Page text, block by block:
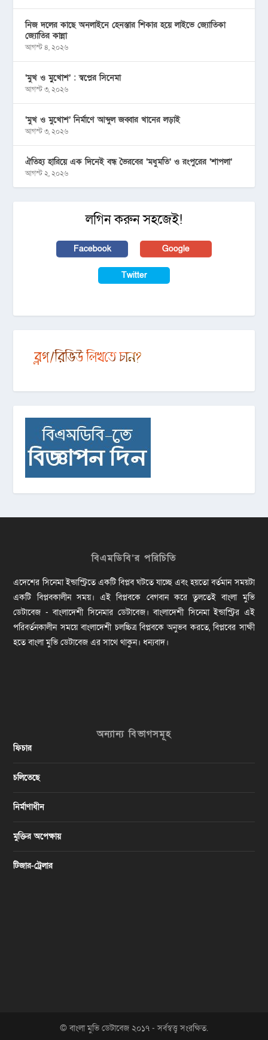
নিজ দলের কাছে অনলাইনে হেনস্তার শিকার হয়ে লাইভে জ্যোতিকা
জ্যোতির কান্না
আগস্ট ৪, ২০২৬
‘মুখ ও মু্খোশ’ : স্বপ্নের সিনেমা
আগস্ট ৩, ২০২৬
‘মুখ ও মুখোশ’ নির্মাণে আব্দুল জব্বার খানের লড়াই
আগস্ট ৩, ২০২৬
ঐতিহ্য হারিয়ে এক দিনেই বন্ধ ভৈরবের ‘মধুমতি’ ও রংপুরের ‘শাপলা’
আগস্ট ২, ২০২৬
লগিন করুন সহজেই!
Facebook Google
Twitter
বিএমডিবি’র পরিচিতি
এদেশের সিনেমা ইন্ডাস্ট্রিতে একটি বিপ্লব ঘটতে যাচ্ছে এবং হয়তো বর্তমান সময়টা
একটি বিপ্লবকালীন সময়। এই বিপ্লবকে বেগবান করে তুলতেই বাংলা মুভি
ডেটাবেজ - বাংলাদেশী সিনেমার ডেটাবেজ। বাংলাদেশী সিনেমা ইন্ডাস্ট্রির এই
পরিবর্তনকালীন সময়ে বাংলাদেশী চলচ্চিত্র বিপ্লবকে অনুভব করতে, বিপ্লবের সাক্ষী
হতে বাংলা মুভি ডেটাবেজ এর সাথে থাকুন। ধন্যবাদ।
অন্যান্য বিভাগসমূহ
ফিচার
চলিতেছে
নির্মাণাধীন
মুক্তির অপেক্ষায়
টিজার-ট্রেলার
© বাংলা মুভি ডেটাবেজ ২০১৭ - সর্বস্বত্ত্ব সংরক্ষিত.